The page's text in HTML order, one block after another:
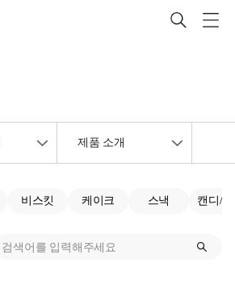
제품 소개
비스킷 케이크 스낵 캔디/